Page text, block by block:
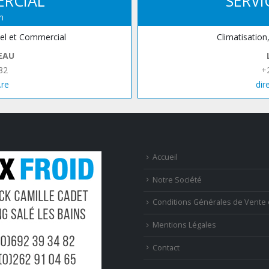
et Commercial
Accueil
Notre Société
Conditions Générales de Vente
Mentions Légales
Contact